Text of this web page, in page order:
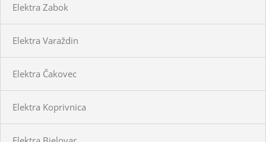
Elektra Zabok
Elektra Varaždin
Elektra Čakovec
Elektra Koprivnica